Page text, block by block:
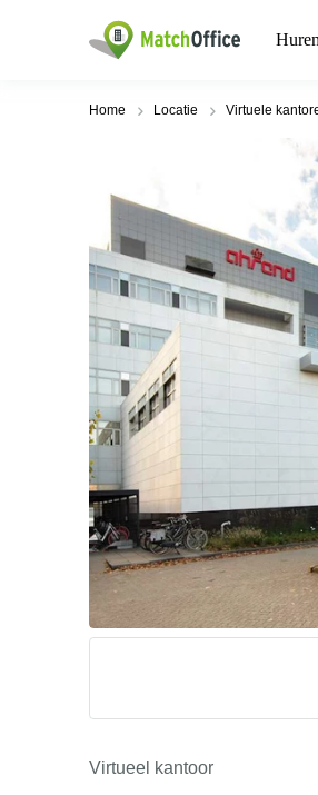
Home Locatie Virtuele
Virtueel kantoor